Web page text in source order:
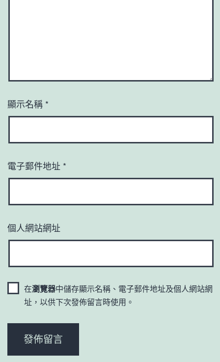
顯示名稱 *
電子郵件地址 *
個人網站網址
在瀏覽器中儲存顯示名稱、電子郵件地址及個人網站網
址，以供下次發佈留言時使用。